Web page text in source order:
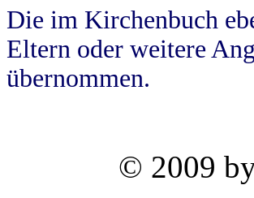
Die im Kirchenbuch
Eltern oder weitere
übernommen.
© 2009